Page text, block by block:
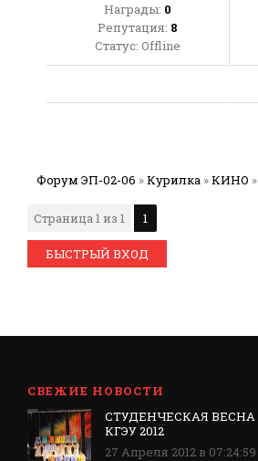
Награды: 0
Репутация: 8
Статус: Offline
Форум ЭП-02-06 »Курилка »КИНО »
Страница1из 1 1
СВЕЖИЕ НОВОСТИ
СТУДЕНЧЕСКАЯ ВЕСНА
КГЭУ 2012
27 Апреля 2012 в 07:24:59